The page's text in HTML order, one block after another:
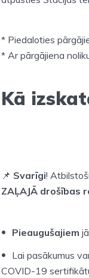
* Piedaloties
* Ar pārgājiena
Kā
📌 Svarīgi!
ZAĻAJĀ drošības
Pieaugušajiem
Lai pasākumus
COVID-19